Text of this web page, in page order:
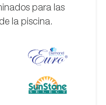
para las
la piscina.